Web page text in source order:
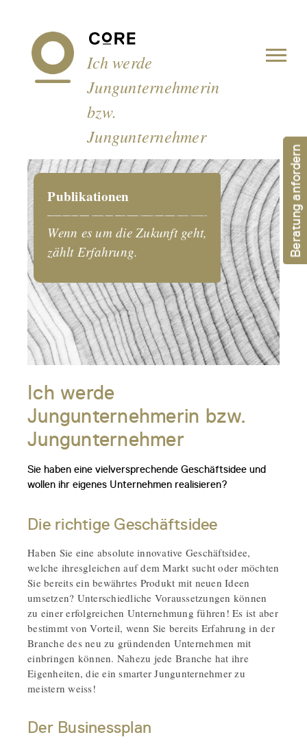
Ich werde
Jungunternehmerin
bzw.
Jungunternehmer
Publikationen
Wenn es um die Zukunft geht,
zählt Erfahrung.
Ich werde
Jungunternehmerin bzw.
Jungunternehmer
Sie haben eine vielversprechende Geschäftsidee und
wollen ihr eigenes Unternehmen realisieren?
Die richtige Geschäftsidee
Haben Sie eine absolute innovative Geschäftsidee,
welche ihresgleichen auf dem Markt sucht oder möchten
Sie bereits ein bewährtes Produkt mit neuen Ideen
umsetzen? Unterschiedliche Voraussetzungen können
zu einer erfolgreichen Unternehmung führen! Es ist aber
bestimmt von Vorteil, wenn Sie bereits Erfahrung in der
Branche des neu zu gründenden Unternehmen mit
einbringen können. Nahezu jede Branche hat ihre
Eigenheiten, die ein smarter Jungunternehmer zu
meistern weiss!
Der Businessplan
Beratung anfordern